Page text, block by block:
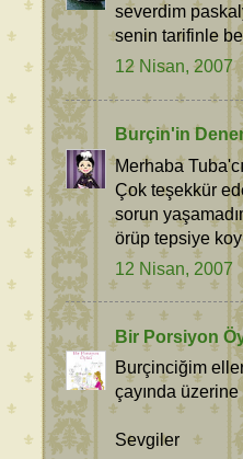
severdim
senin tarifinle
12 Nisan, 2007
Burçin'in
Merhaba
Çok teşekkür
sorun
örüp tepsiye
12 Nisan, 2007
Bir Porsiyon
Burçinciğim
çayında üzerine
Sevgiler